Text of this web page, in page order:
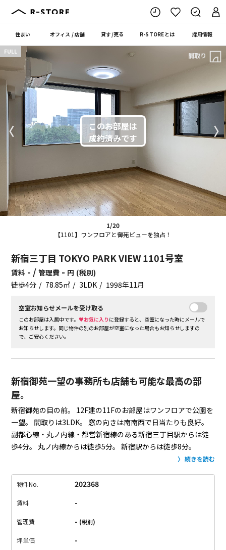
住まい オフィス /店舗 貸す/売る R-STOREとは 採用情報
1/20
【1101】ワンフロアと御苑ビューを独占！
〈 〉
FULL 間取り
新宿三丁目 TOKYO PARK VIEW 1101号室
賃料 - /管理費 - 円 (税別)
徒歩4分
78.85㎡ 3LDK 1998年11月
空室お知らせメールを受け取る
このお部屋は入居中です。♥お気に入り に登録すると、空室になった時にメールで
お知らせします。同じ物件の別のお部屋が空室になった場合もお知らせしますの
で、ご安心ください。
新宿御苑一望の事務所も店舗も可能な最高の部
屋。
新宿御苑の目の前。
12F建の11Fのお部屋はワンフロアで公園を
一望。
間取りは3LDK。
窓の向きは南南西で日当たりも良好。
副都心線・丸ノ内線・都営新宿線のある新宿三丁目駅からは徒
歩4分。
丸ノ内線からは徒歩5分。 新宿駅からは徒歩8分。
SOHOや、事務所、予約型の店舗も相談可能で、なかなかこんな
方に分かれているので、事務所、店舗、SOHOとしても使いやす
て、SOHOの場合はここを主な居住スペースとして。
舗の場合は作業スペースや打ち合わせスペースとして使っても良
立しているのでエステや整体の施術室としてもよさそうです。
続きを読む
物件No. 202368
賃料 -
管理費 - (税別)
坪単価 -